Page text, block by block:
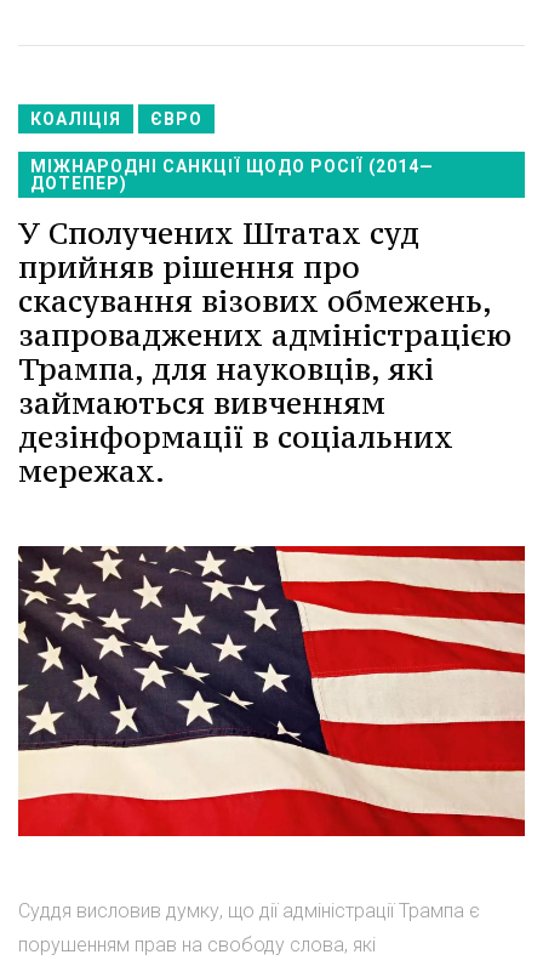
КОАЛІЦІЯ ЄВРО
МІЖНАРОДНІ САНКЦІЇ ЩОДО РОСІЇ (2014—
ДОТЕПЕР)
У Сполучених Штатах суд
прийняв рішення про
скасування візових обмежень,
запроваджених адміністрацією
Трампа, для науковців, які
займаються вивченням
дезінформації в соціальних
мережах.
Суддя висловив думку, що дії адміністрації Трампа є
порушенням прав на свободу слова, які